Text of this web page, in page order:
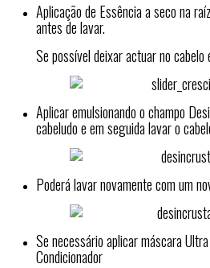
Aplicação de Essência a seco na
antes de lavar.
Se possível deixar actuar no cabelo
Aplicar emulsionando o champo
cabeludo e em seguida lavar o
Poderá lavar novamente com um
Se necessário aplicar máscara
Condicionador